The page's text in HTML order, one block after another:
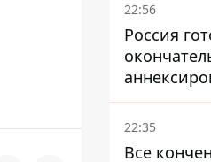
22:56
Россия
Осетию –
22:35
Все